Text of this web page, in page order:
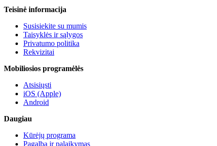
Teisinė informacija
Susisiekite su mumis
Taisyklės ir sąlygos
Privatumo politika
Rekvizitai
Mobiliosios programėlės
Atsisiųsti
iOS (Apple)
Android
Daugiau
Kūrėjų programa
Pagalba ir palaikymas